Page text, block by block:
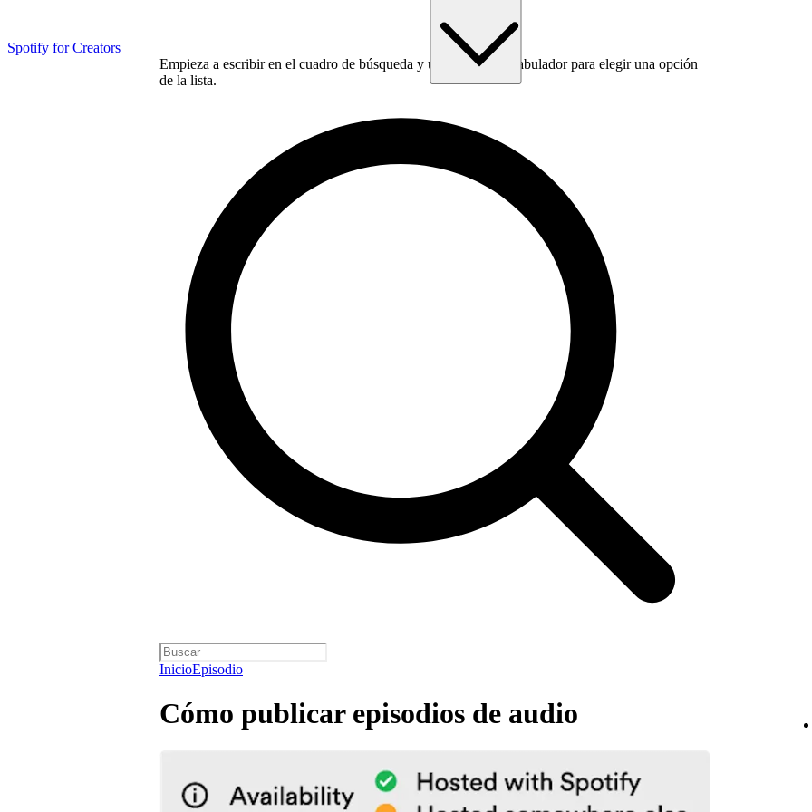
Spotify for Creators
Empieza a escribir en el cuadro de búsqueda y utiliza la tecla Tabulador para elegir una opción
de la lista.
InicioEpisodio
Cómo publicar episodios de audio